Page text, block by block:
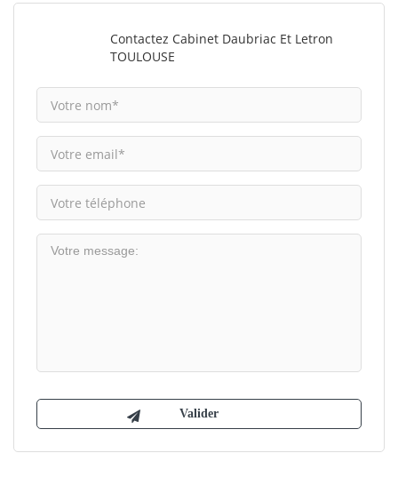
Contactez Cabinet Daubriac Et Letron
TOULOUSE